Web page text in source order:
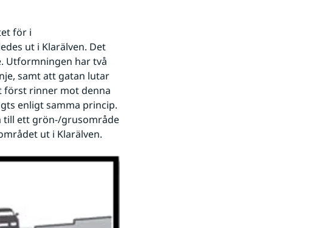
för i
ut i Klarälven. Det
Utformningen har två
samt att gatan lutar
först rinner mot denna
enligt samma princip.
till ett grön-/grusområde
ut i Klarälven.